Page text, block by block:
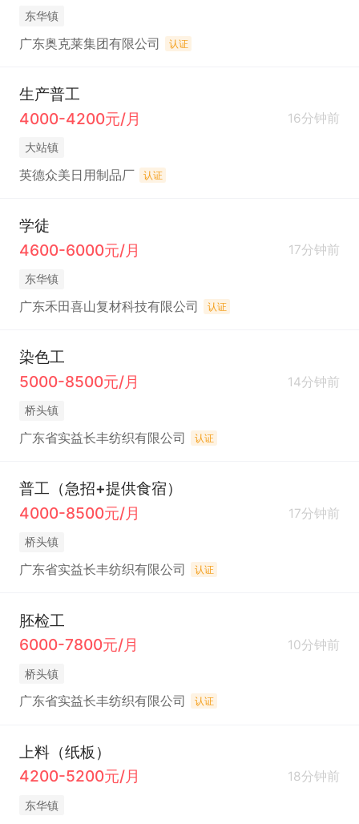
东华镇
广东奥克莱集团有限公司 认证
生产普工
4000-4200元/月
16分钟前
大站镇
英德众美日用制品厂 认证
学徒
4600-6000元/月
17分钟前
东华镇
广东禾田喜山复材科技有限公司 认证
染色工
5000-8500元/月
14分钟前
桥头镇
广东省实益长丰纺织有限公司 认证
普工（急招+提供食宿）
4000-8500元/月
17分钟前
桥头镇
广东省实益长丰纺织有限公司 认证
胚检工
6000-7800元/月
10分钟前
桥头镇
广东省实益长丰纺织有限公司 认证
上料（纸板）
4200-5200元/月
18分钟前
东华镇